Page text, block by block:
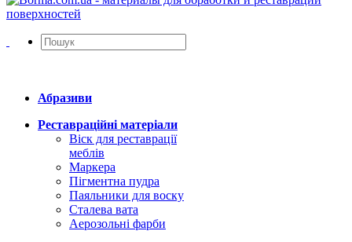
Абразиви
Реставраційні матеріали
Віск для реставрації
меблів
Маркера
Пігментна пудра
Паяльники для воску
Сталева вата
Аерозольні фарби